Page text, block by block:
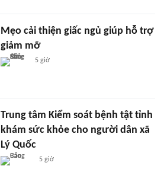
Mẹo cải thiện giấc ngủ giúp hỗ trợ
giảm mỡ
5 giờ
Trung tâm Kiểm soát bệnh tật tỉnh
khám sức khỏe cho người dân xã
Lý Quốc
5 giờ